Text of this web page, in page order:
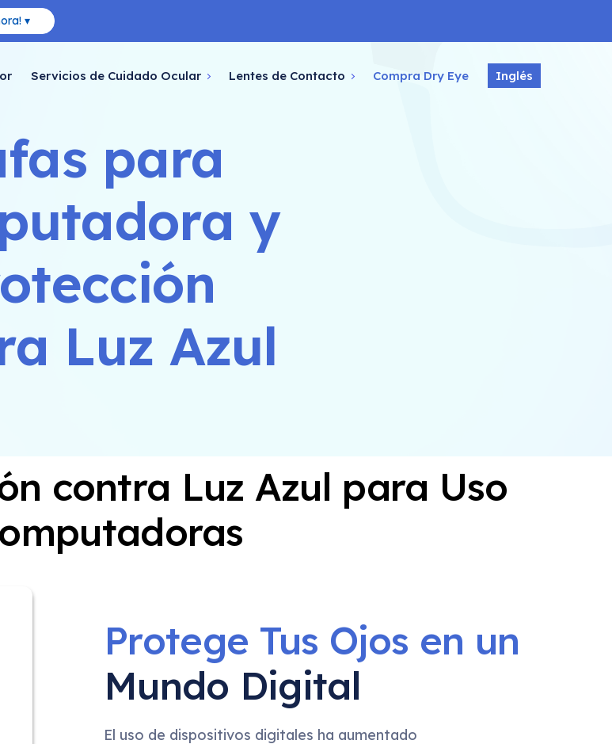
▾
Servicios de Cuidado Ocular Lentes de Contacto Compra Dry Eye Inglés
para
y
Luz Azul
contra Luz Azul para Uso
Protege Tus Ojos en un
Mundo Digital
El uso de dispositivos digitales ha aumentado